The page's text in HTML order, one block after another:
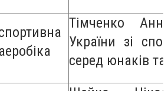
аеробіка
Тімченко
України зі
серед юнаків